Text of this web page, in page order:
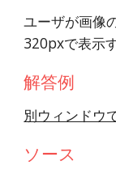
ユーザが画像
320pxで表示
解答例
別ウィンドウ
ソース